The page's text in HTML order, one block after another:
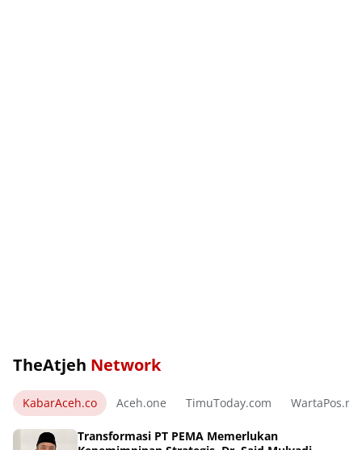
TheAtjeh Network
KabarAceh.co Aceh.one TimuToday.com WartaPos.net
Transformasi PT PEMA Memerlukan